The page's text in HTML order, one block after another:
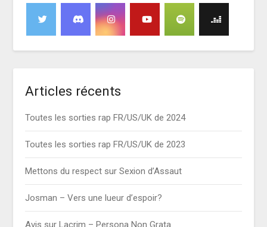
Articles récents
Toutes les sorties rap FR/US/UK de 2024
Toutes les sorties rap FR/US/UK de 2023
Mettons du respect sur Sexion d’Assaut
Josman – Vers une lueur d’espoir?
Avis sur Lacrim – Persona Non Grata